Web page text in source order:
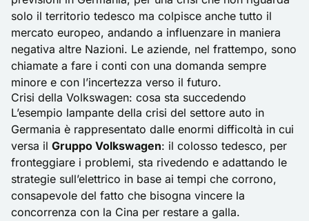
solo il territorio tedesco ma colpisce anche tutto il
mercato europeo, andando a influenzare in maniera
negativa altre Nazioni. Le aziende, nel frattempo, sono
chiamate a fare i conti con una domanda sempre
minore e con l’incertezza verso il futuro.
Crisi della Volkswagen: cosa sta succedendo
L’esempio lampante della crisi del settore auto in
Germania è rappresentato dalle enormi difficoltà in cui
versa il Gruppo Volkswagen: il colosso tedesco, per
fronteggiare i problemi, sta rivedendo e adattando le
strategie sull’elettrico in base ai tempi che corrono,
consapevole del fatto che bisogna vincere la
concorrenza con la Cina per restare a galla.